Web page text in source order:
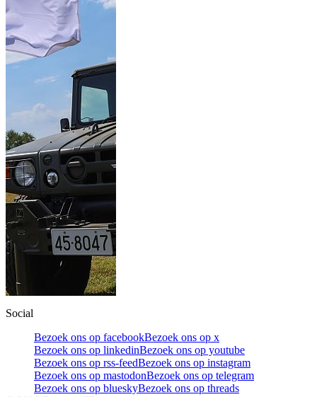
Social
Bezoek ons op facebookBezoek ons op x
Bezoek ons op linkedinBezoek ons op youtube
Bezoek ons op rss-feedBezoek ons op instagram
Bezoek ons op mastodonBezoek ons op telegram
Bezoek ons op blueskyBezoek ons op threads